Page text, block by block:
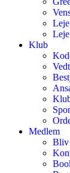
Klub
Medlem
Bliv